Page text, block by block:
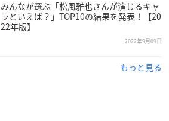
みんなが選ぶ「松風雅也さんが演じるキャ
ラといえば？」TOP10の結果を発表！【20
22年版】
2022年9月09日
もっと見る